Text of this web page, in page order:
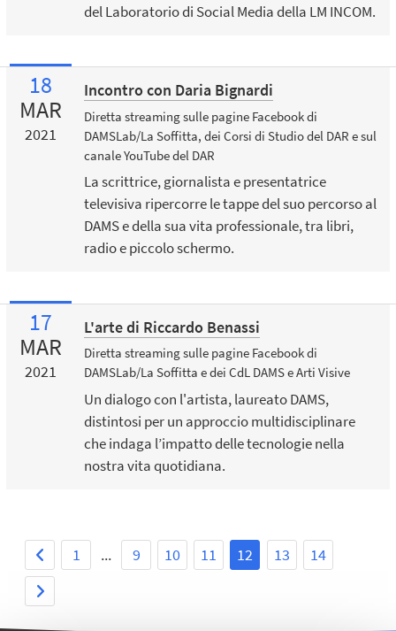
del Laboratorio di Social Media della LM INCOM.
18
MAR
2021
Incontro con Daria Bignardi
Diretta streaming sulle pagine Facebook di
DAMSLab/La Soffitta, dei Corsi di Studio del DAR e sul
canale YouTube del DAR
La scrittrice, giornalista e presentatrice
televisiva ripercorre le tappe del suo percorso al
DAMS e della sua vita professionale, tra libri,
radio e piccolo schermo.
17
MAR
2021
L'arte di Riccardo Benassi
Diretta streaming sulle pagine Facebook di
DAMSLab/La Soffitta e dei CdL DAMS e Arti Visive
Un dialogo con l'artista, laureato DAMS,
distintosi per un approccio multidisciplinare
che indaga l’impatto delle tecnologie nella
nostra vita quotidiana.
1 ... 9 10 11 12 13 14